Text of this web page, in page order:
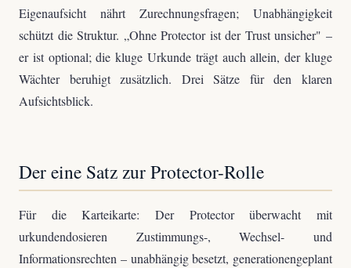
Eigenaufsicht nährt Zurechnungsfragen; Unabhängigkeit
schützt die Struktur. „Ohne Protector ist der Trust unsicher" –
er ist optional; die kluge Urkunde trägt auch allein, der kluge
Wächter beruhigt zusätzlich. Drei Sätze für den klaren
Aufsichtsblick.
Der eine Satz zur Protector-Rolle
Für die Karteikarte: Der Protector überwacht mit
urkundendosieren Zustimmungs-, Wechsel- und
Informationsrechten – unabhängig besetzt, generationengeplant